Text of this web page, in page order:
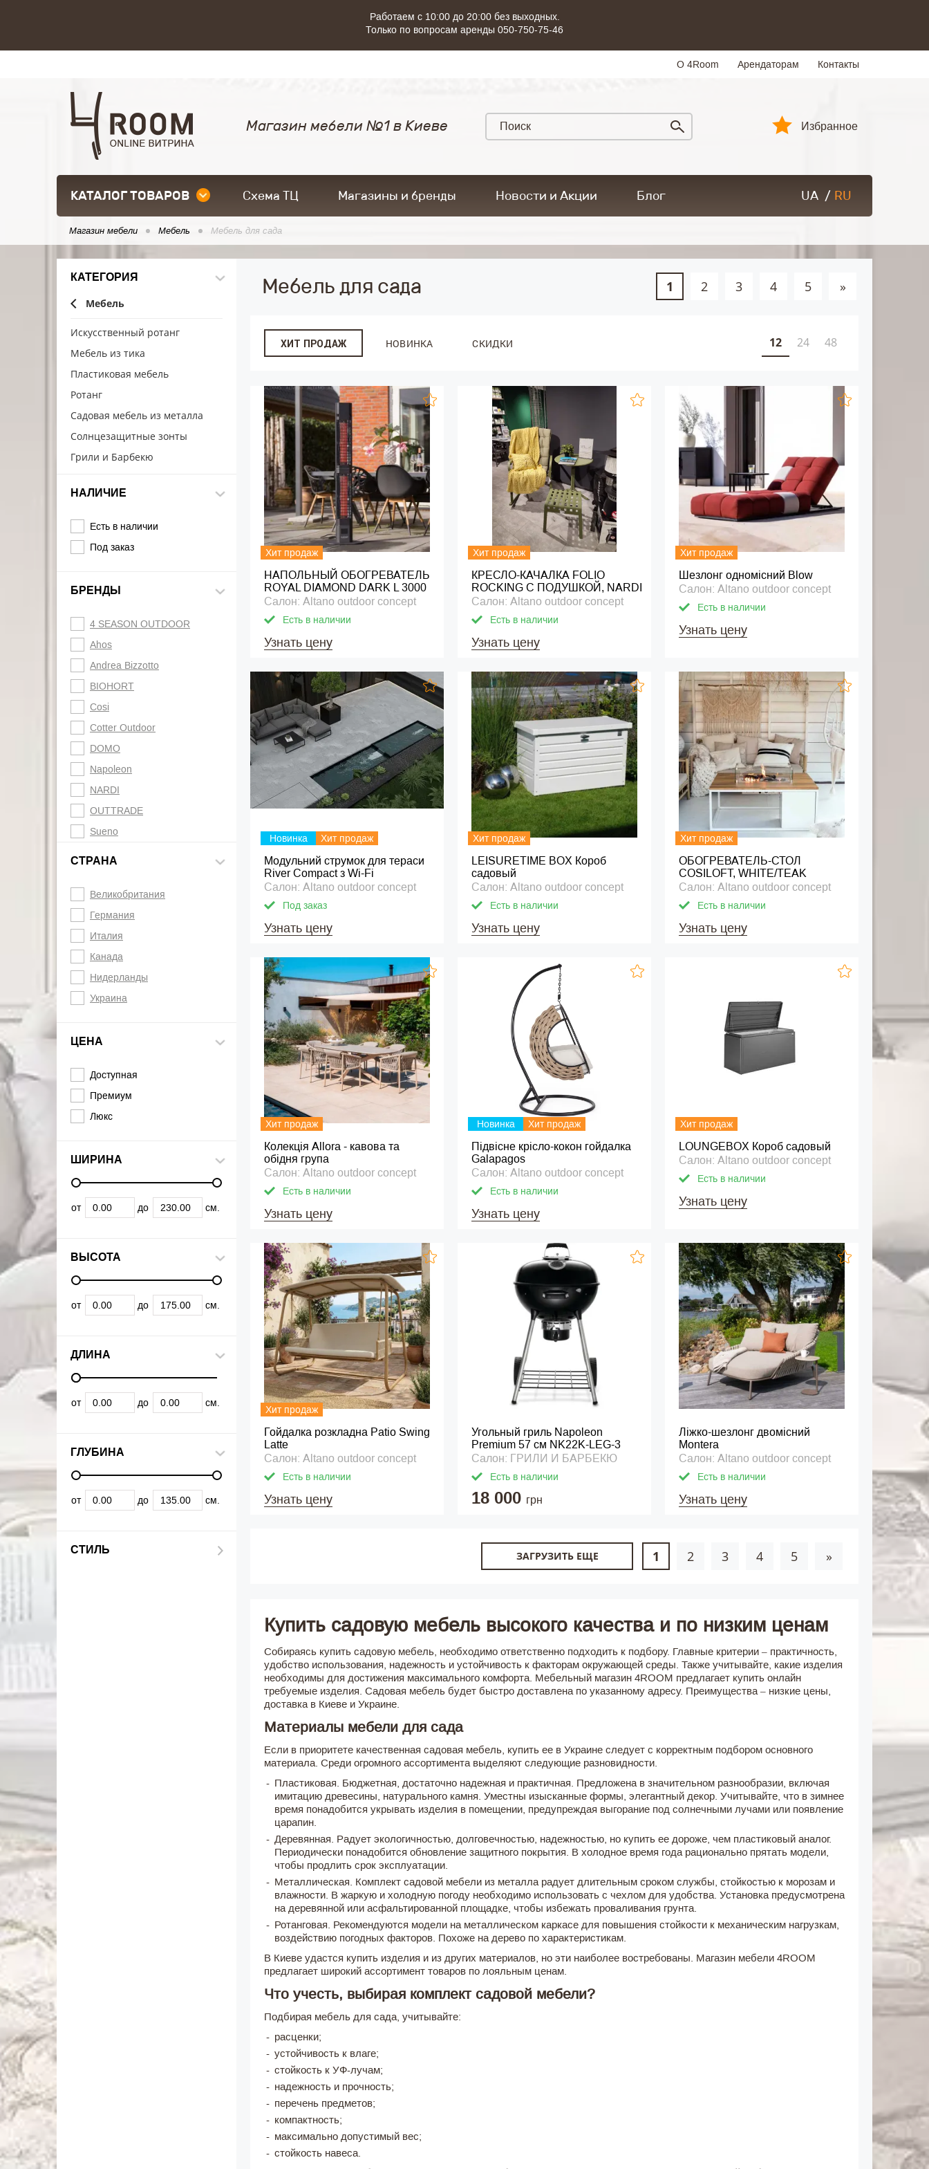
Работаем с 10:00 до 20:00 без выходных.
Только по вопросам аренды 050-750-75-46
О 4Room Арендаторам Контакты
Магазин мебели №1 в Киеве Избранное
КАТАЛОГ ТОВАРОВ Схема ТЦ Магазины и бренды Новости и Акции Блог UA / RU
Магазин мебели Мебель Мебель для сада
КАТЕГОРИЯ
Мебель
Искусcтвенный ротанг
Мебель из тика
Пластиковая мебель
Ротанг
Садовая мебель из металла
Солнцезащитные зонты
Грили и Барбекю
НАЛИЧИЕ
Есть в наличии
Под заказ
БРЕНДЫ
4 SEASON OUTDOOR
Ahos
Andrea Bizzotto
BIOHORT
Cosi
Cotter Outdoor
DOMO
Napoleon
NARDI
OUTTRADE
Sueno
СТРАНА
Великобритания
Германия
Италия
Канада
Нидерланды
Украина
ЦЕНА
Доступная
Премиум
Люкс
ШИРИНА
от до см.
ВЫСОТА
от до см.
ДЛИНА
от до см.
ГЛУБИНА
от до см.
СТИЛЬ
Мебель для сада 1 2 3 4 5 »
ХИТ ПРОДАЖ НОВИНКА СКИДКИ 12 24 48
Хит продаж
НАПОЛЬНЫЙ ОБОГРЕВАТЕЛЬ
ROYAL DIAMOND DARK L 3000
Салон: Altano outdoor concept
Есть в наличии
Узнать цену
Хит продаж
КРЕСЛО-КАЧАЛКА FOLIO
ROCKING С ПОДУШКОЙ, NARDI
Салон: Altano outdoor concept
Есть в наличии
Узнать цену
Хит продаж
Шезлонг одномісний Blow
Салон: Altano outdoor concept
Есть в наличии
Узнать цену
Новинка Хит продаж
Модульний струмок для тераси
River Compact з Wi-Fi
Салон: Altano outdoor concept
Под заказ
Узнать цену
Хит продаж
LEISURETIME BOX Короб
садовый
Салон: Altano outdoor concept
Есть в наличии
Узнать цену
Хит продаж
ОБОГРЕВАТЕЛЬ-СТОЛ
COSILOFT, WHITE/TEAK
Салон: Altano outdoor concept
Есть в наличии
Узнать цену
Хит продаж
Колекція Allora - кавова та
обідня група
Салон: Altano outdoor concept
Есть в наличии
Узнать цену
Новинка Хит продаж
Підвісне крісло-кокон гойдалка
Galapagos
Салон: Altano outdoor concept
Есть в наличии
Узнать цену
Хит продаж
LOUNGEBOX Короб садовый
Салон: Altano outdoor concept
Есть в наличии
Узнать цену
Хит продаж
Гойдалка розкладна Patio Swing
Latte
Салон: Altano outdoor concept
Есть в наличии
Узнать цену
Угольный гриль Napoleon
Premium 57 см NK22K-LEG-3
Салон: ГРИЛИ И БАРБЕКЮ
Есть в наличии
18 000 грн
Ліжко-шезлонг двомісний
Montera
Салон: Altano outdoor concept
Есть в наличии
Узнать цену
1 2 3 4 5 »
ЗАГРУЗИТЬ ЕЩЕ
Купить садовую мебель высокого качества и по низким ценам
Собираясь купить садовую мебель, необходимо ответственно подходить к подбору. Главные критерии – практичность,
удобство использования, надежность и устойчивость к факторам окружающей среды. Также учитывайте, какие изделия
необходимы для достижения максимального комфорта. Мебельный магазин 4ROOM предлагает купить онлайн
требуемые изделия. Садовая мебель будет быстро доставлена по указанному адресу. Преимущества – низкие цены,
доставка в Киеве и Украине.
Материалы мебели для сада
Если в приоритете качественная садовая мебель, купить ее в Украине следует с корректным подбором основного
материала. Среди огромного ассортимента выделяют следующие разновидности.
Пластиковая. Бюджетная, достаточно надежная и практичная. Предложена в значительном разнообразии, включая
имитацию древесины, натурального камня. Уместны изысканные формы, элегантный декор. Учитывайте, что в зимнее
время понадобится укрывать изделия в помещении, предупреждая выгорание под солнечными лучами или появление
царапин.
Деревянная. Радует экологичностью, долговечностью, надежностью, но купить ее дороже, чем пластиковый аналог.
Периодически понадобится обновление защитного покрытия. В холодное время года рационально прятать модели,
чтобы продлить срок эксплуатации.
Металлическая. Комплект садовой мебели из металла радует длительным сроком службы, стойкостью к морозам и
влажности. В жаркую и холодную погоду необходимо использовать с чехлом для удобства. Установка предусмотрена
на деревянной или асфальтированной площадке, чтобы избежать проваливания грунта.
Ротанговая. Рекомендуются модели на металлическом каркасе для повышения стойкости к механическим нагрузкам,
воздействию погодных факторов. Похоже на дерево по характеристикам.
В Киеве удастся купить изделия и из других материалов, но эти наиболее востребованы. Магазин мебели 4ROOM
предлагает широкий ассортимент товаров по лояльным ценам.
Что учесть, выбирая комплект садовой мебели?
Подбирая мебель для сада, учитывайте:
расценки;
устойчивость к влаге;
стойкость к УФ-лучам;
надежность и прочность;
перечень предметов;
компактность;
максимально допустимый вес;
стойкость навеса.